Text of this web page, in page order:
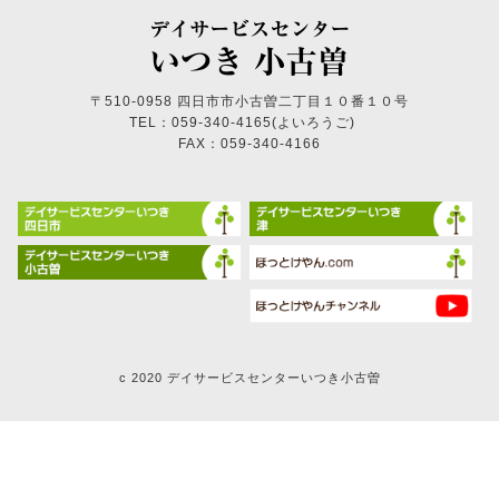
〒510-0958 四日市市小古曽二丁目１０番１０号
TEL：059-340-4165(よいろうご)
FAX：059-340-4166
c 2020 デイサービスセンターいつき小古曽